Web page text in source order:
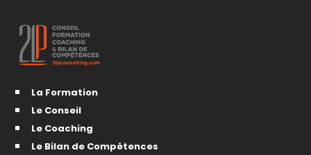
La Formation
Le Conseil
Le Coaching
Le Bilan de Compétences